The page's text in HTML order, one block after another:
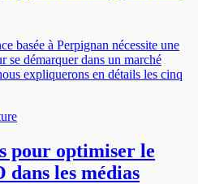
basée à Perpignan nécessite une
se démarquer dans un marché
expliquerons en détails les cinq
pour optimiser le
dans les médias